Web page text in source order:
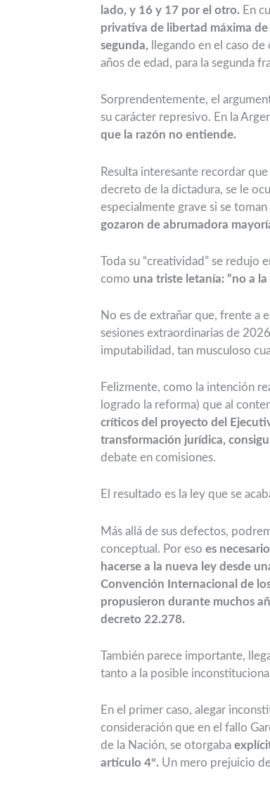
lado, y 16 y 17 por el otro. En
privativa de libertad máxima
segunda, llegando en el caso
años de edad, para la segunda
Sorprendentemente, el
su carácter represivo. En la
que la razón no entiende.
Resulta interesante recordar
decreto de la dictadura, se le
especialmente grave si se
gozaron de abrumadora
Toda su “creatividad” se redujo
como una triste letanía: “no a la
No es de extrañar que, frente a
sesiones extraordinarias de
imputabilidad, tan musculoso
Felizmente, como la intención
logrado la reforma) que al
críticos del proyecto del
transformación jurídica,
debate en comisiones.
El resultado es la ley que se
Más allá de sus defectos,
conceptual. Por eso es
hacerse a la nueva ley desde
Convención Internacional de
propusieron durante muchos
decreto 22.278.
También parece importante,
tanto a la posible
En el primer caso, alegar
consideración que en el fallo
de la Nación, se otorgaba
artículo 4º. Un mero prejuicio